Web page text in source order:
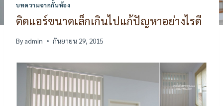
บทความฉากกั้นห้อง
ติดแอร์ขนาดเล็กเกินไปแก้ปัญหาอย่างไรดี
By admin กันยายน 29, 2015